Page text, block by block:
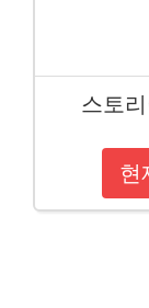
스토
현